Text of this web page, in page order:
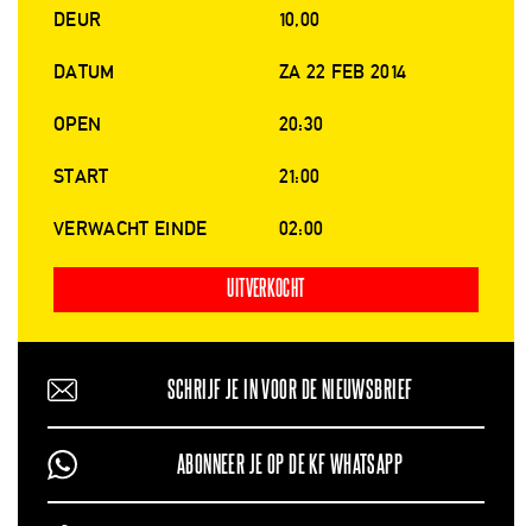
DEUR 10,00
DATUM ZA 22 FEB 2014
OPEN 20:30
START 21:00
VERWACHT EINDE 02:00
UITVERKOCHT
SCHRIJF JE IN VOOR DE NIEUWSBRIEF
ABONNEER JE OP DE KF WHATSAPP